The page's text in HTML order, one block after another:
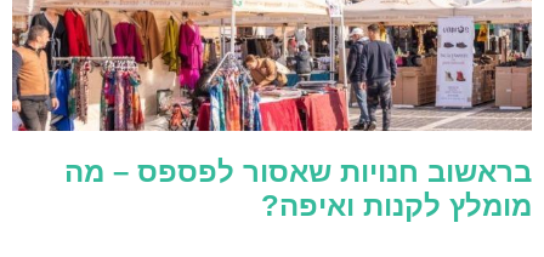
בראשוב חנויות שאסור לפספס – מה
מומלץ לקנות ואיפה?